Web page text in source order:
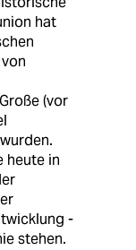
hat
(vor
heute in
-
stehen.